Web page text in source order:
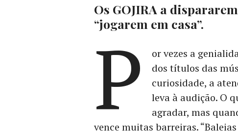
Os GOJIRA a
“jogarem em casa”.
P
or vezes a
dos títulos das
curiosidade, a
leva à audição. O
agradar, mas
vence muitas barreiras.